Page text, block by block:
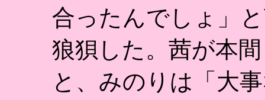
合ったんでしょ」
狼狽した。茜が本
と、みのりは「大